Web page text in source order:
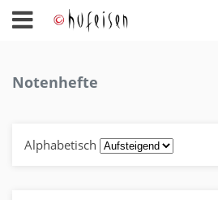
Notenhefte
Alphabetisch